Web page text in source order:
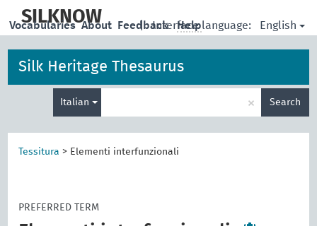
main
SILKNOW | Interface language: English
Vocabularies About Feedback Help
Silk Heritage Thesaurus
Italian × Search
Tessitura > Elementi interfunzionali
PREFERRED TERM